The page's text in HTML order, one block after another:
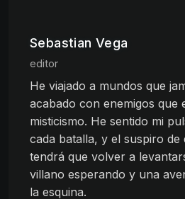
Sebastian Vega
editor
He viajado a mundos que
acabado con enemigos que
misticismo. He sentido mi
cada batalla, y el suspiro de
tendrá que volver a
villano esperando y una
la esquina.